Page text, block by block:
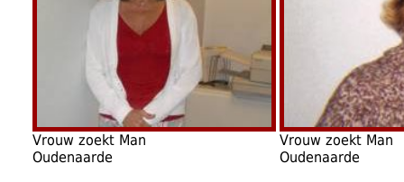
Vrouw zoekt Man
Oudenaarde
Vrouw zoekt Man
Oudenaarde